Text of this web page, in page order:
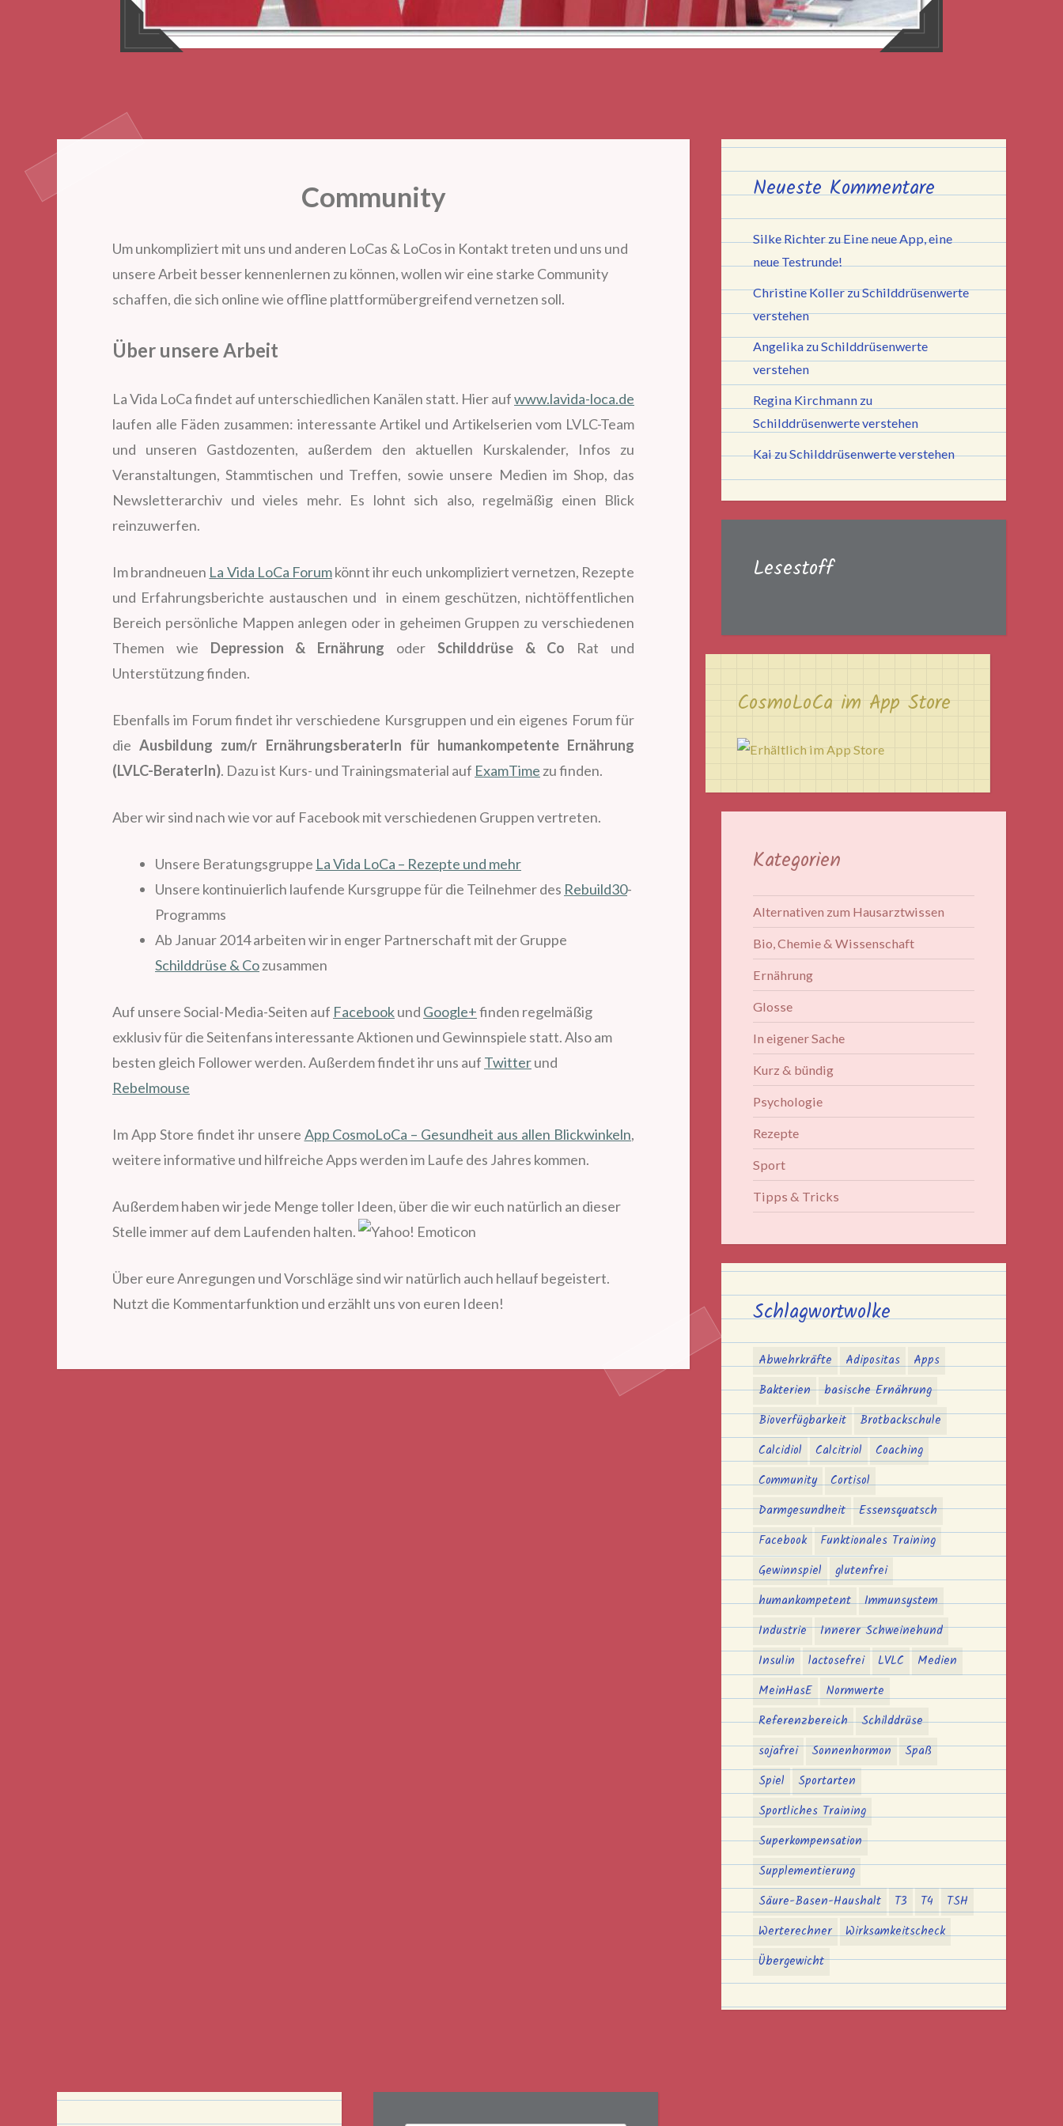
Community
Um unkompliziert mit uns und anderen LoCas & LoCos in Kontakt treten und uns und
unsere Arbeit besser kennenlernen zu können, wollen wir eine starke Community
schaffen, die sich online wie offline plattformübergreifend vernetzen soll.
Über unsere Arbeit
La Vida LoCa findet auf unterschiedlichen Kanälen statt. Hier aufwww.lavida-loca.de
laufen alle Fäden zusammen: interessante Artikel und Artikelserien vom LVLC-Team
und unseren Gastdozenten, außerdem den aktuellen Kurskalender, Infos zu
Veranstaltungen, Stammtischen und Treffen, sowie unsere Medien im Shop, das
Newsletterarchiv und vieles mehr. Es lohnt sich also, regelmäßig einen Blick
reinzuwerfen.
Im brandneuen La Vida LoCa Forumkönnt ihr euch unkompliziert vernetzen, Rezepte
und Erfahrungsberichte austauschen und in einem geschützen, nichtöffentlichen
Bereich persönliche Mappen anlegen oder in geheimen Gruppen zu verschiedenen
Themen wie Depression & Ernährung oder Schilddrüse & Co Rat und
Unterstützung finden.
Ebenfalls im Forum findet ihr verschiedene Kursgruppen und ein eigenes Forum für
dieAusbildung zum/r ErnährungsberaterIn für humankompetente Ernährung
(LVLC-BeraterIn). Dazu ist Kurs- und Trainingsmaterial auf ExamTime zu finden.
Aber wir sind nach wie vor auf Facebook mit verschiedenen Gruppen vertreten.
Unsere Beratungsgruppe La Vida LoCa – Rezepte und mehr
Unsere kontinuierlich laufende Kursgruppe für die Teilnehmer des Rebuild30-
Programms
Ab Januar 2014 arbeiten wir in enger Partnerschaft mit der Gruppe
Schilddrüse & Cozusammen
Auf unsere Social-Media-Seiten auf Facebookund Google+finden regelmäßig
exklusiv für die Seitenfans interessante Aktionen und Gewinnspiele statt. Also am
besten gleich Follower werden. Außerdem findet ihr uns auf Twitterund
Rebelmouse
Im App Store findet ihr unsere App CosmoLoCa – Gesundheit aus allen Blickwinkeln,
weitere informative und hilfreiche Apps werden im Laufe des Jahres kommen.
Außerdem haben wir jede Menge toller Ideen, über die wir euch natürlich an dieser
Stelle immer auf dem Laufenden halten.
Über eure Anregungen und Vorschläge sind wir natürlich auch hellauf begeistert.
Nutzt die Kommentarfunktion und erzählt uns von euren Ideen!
Neueste Kommentare
Silke Richter zu Eine neue App, eine
neue Testrunde!
Christine KollerzuSchilddrüsenwerte
verstehen
Angelika zuSchilddrüsenwerte
verstehen
Regina Kirchmann zu
Schilddrüsenwerte verstehen
KaizuSchilddrüsenwerte verstehen
Lesestoff
CosmoLoCa im App Store
Kategorien
Alternativen zum Hausarztwissen
Bio, Chemie & Wissenschaft
Ernährung
Glosse
In eigener Sache
Kurz & bündig
Psychologie
Rezepte
Sport
Tipps & Tricks
Schlagwortwolke
Abwehrkräfte Adipositas
Apps
Bakterien
basische Ernährung
Bioverfügbarkeit
Brotbackschule
Calcidiol
Calcitriol
Coaching
Community
Cortisol
Darmgesundheit
Essensquatsch
Facebook
Funktionales Training
Gewinnspiel
glutenfrei
humankompetent
Immunsystem
Industrie
Innerer Schweinehund
Insulin
lactosefrei LVLC
Medien
MeinHasE
Normwerte
Referenzbereich
Schilddrüse
sojafrei
Sonnenhormon
Spaß
Spiel
Sportarten
Sportliches Training
Superkompensation
Supplementierung
Säure-Basen-Haushalt
T3 T4
TSH
Werterechner
Wirksamkeitscheck
Übergewicht